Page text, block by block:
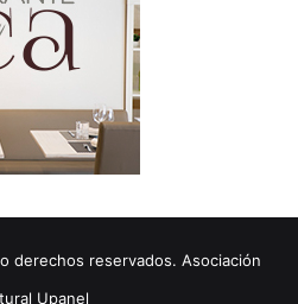
derechos reservados. Asociación
Upanel